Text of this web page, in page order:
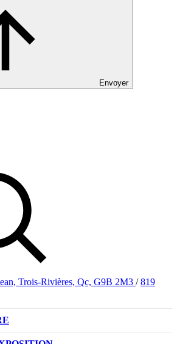
Envoyer
Trois-Rivières, Qc, G9B 2M3 / 819